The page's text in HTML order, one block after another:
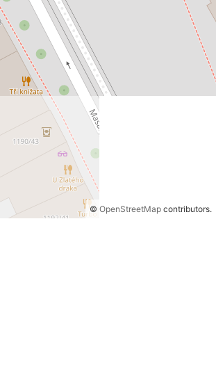
© OpenStreetMap contributors.